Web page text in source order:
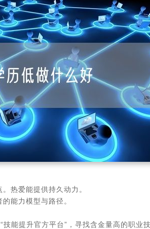
热爱能提供持久动力。
能力模型与路径。
技能提升官方平台”，寻找含金量高的职业